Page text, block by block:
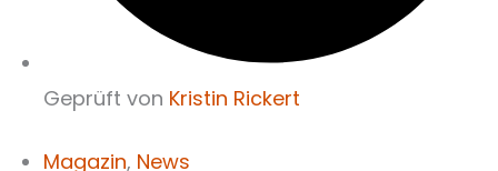
Geprüft von Kristin Rickert
Magazin, News